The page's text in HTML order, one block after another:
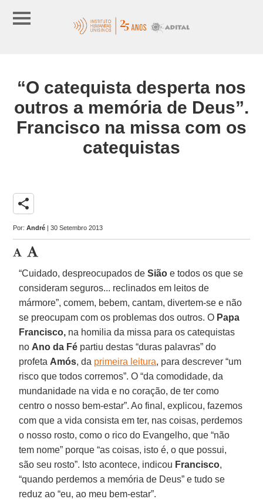
“O catequista desperta nos
outros a memória de Deus”.
Francisco na missa com os
catequistas
share
Por:André | 30 Setembro 2013
“Cuidado, despreocupados deSião e todos os que se
consideram seguros... reclinados em leitos de
mármore”, comem, bebem, cantam, divertem-se e não
se preocupam com os problemas dos outros. O Papa
Francisco, na homilia da missa para os catequistas
no Ano da Fé partiu destas “duras palavras” do
profeta Amós, da primeira leitura, para descrever “um
risco que todos corremos”. O “da comodidade, da
mundanidade na vida e no coração, de ter como
centro o nosso bem-estar”. Ao final, explicou, fazemos
com que a vida consista em ter, nas coisas, perdemos
o nosso rosto, como o rico do Evangelho, que “não
tem nome” porque “as coisas, isto é, o que possui,
são seu rosto”. Isto acontece, indicou Francisco,
“quando perdemos a memória de Deus” e tudo se
reduz ao “eu, ao meu bem-estar”.